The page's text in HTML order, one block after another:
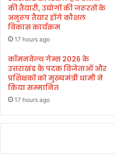
ज
ना
ओं
की
गा
त
बु
ल
डो
ज
की तैयारी, उद्योगों की जरूरतों के
अनुरूप तैयार होंगे कौशल
विकास कार्यक्रम
17 hours ago
कॉमनवेल्थ गेम्स 2026 के
उत्तराखंड के पदक विजेताओं और
प्रशिक्षकों को मुख्यमंत्री धामी ने
किया सम्मानित
17 hours ago